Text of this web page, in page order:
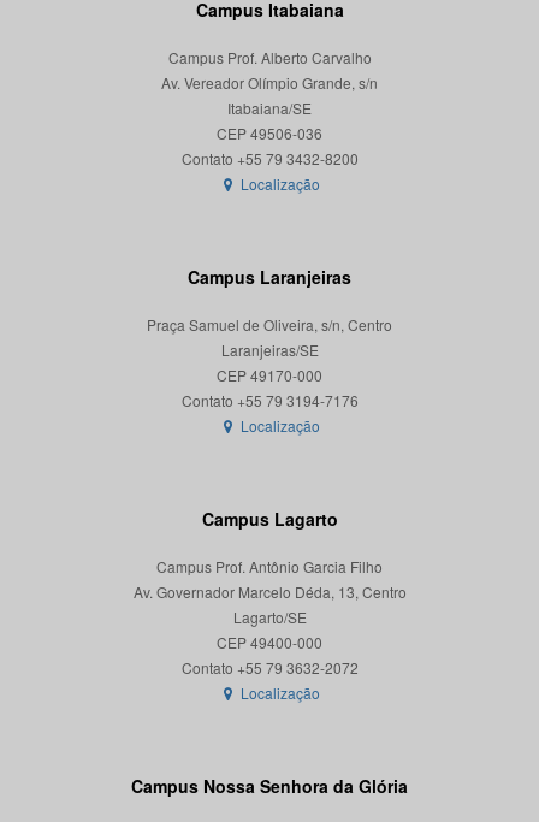
Campus Itabaiana
Campus Prof. Alberto Carvalho
Av. Vereador Olímpio Grande, s/n
Itabaiana/SE
CEP 49506-036
Localização
Campus Laranjeiras
Praça Samuel de Oliveira, s/n, Centro
Laranjeiras/SE
CEP 49170-000
Localização
Campus Lagarto
Campus Prof. Antônio Garcia Filho
Av. Governador Marcelo Déda, 13, Centro
Lagarto/SE
CEP 49400-000
Localização
Campus Nossa Senhora da Glória